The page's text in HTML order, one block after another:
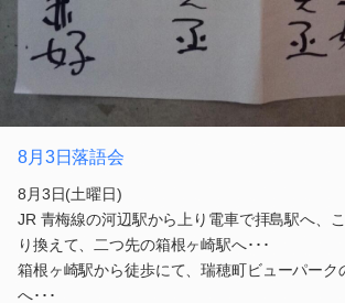
8月3日落語会
8月3日(土曜日)
JR 青梅線の河辺駅から上り電車で拝島駅へ、
り換えて、二つ先の箱根ヶ崎駅へ･･･
箱根ヶ崎駅から徒歩にて、瑞穂町ビューパーク
へ･･･